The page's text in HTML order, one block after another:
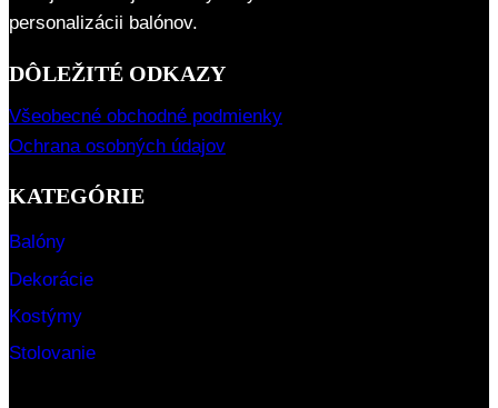
personalizácii balónov.
DÔLEŽITÉ ODKAZY
Všeobecné obchodné podmienky
Ochrana osobných údajov
KATEGÓRIE
Balóny
Dekorácie
Kostýmy
Stolovanie